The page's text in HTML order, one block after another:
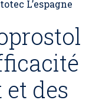
L’espagne
des